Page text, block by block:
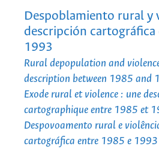
Despoblamiento rural y
descripción
1993
Rural depopulation and
description between 1985 and
Exode rural et violence : une
cartographique entre 1985 et
Despovoamento rural e
cartográfica entre 1985 e 1993